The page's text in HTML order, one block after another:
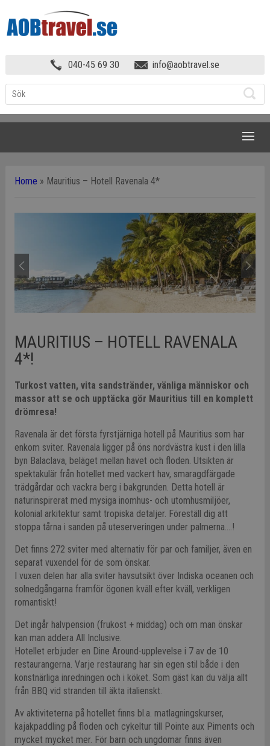
040-45 69 30 info@aobtravel.se
Home » Mauritius – Hotell Ravenala 4*
MAURITIUS – HOTELL RAVENALA
4*!
Turkost vatten, vita sandstränder, vänliga människor och
massor att se och upptäcka gör Mauritius till en komplett
drömresa!
Ravenala är det första fyrstjärniga hotell på Mauritius som har
enkom sviter. Ravenala ligger på öns nordvästra kust i den lilla
byn Balaclava, beläget mellan havet och floden. Utsikten är
spektakulär från hotellet med vackert hav, smaragdfärgade
trädgårdar och vackra berg i bakgrunden. Detta hotell är
naturinspirerat med mysiga inomhus- och utomhusmiljöer,
kolonial arkitektur samt tropiska detaljer. Föreställ dig att
stoppa tårna i sanden på uteserveringen under palmerna….!
Det finns 272 sviter med alternativ för par och familjer, även en
separat vuxendel för de som önskar.
I vuxen delen har alla sviter havsutsikt över Indiska oceanen och
solnedgångarna framför ögonen kväll efter kväll, verkligen
romantiskt!
Det ingår halvpension (frukost + middag) och om man önskar
kan man addera All Inclusive.
Hotellet erbjuder en Dine Around-upplevelse i 7 av de 10
restaurangerna. Varje restaurang har sin egen stil både i den
konstnärliga inredningen och i köket. Som gäst kan du välja allt
från BBQ vid stranden till äkta italienskt.
Av aktiviteterna på hotellet finns bl.a. matlagningskurser,
kajakpaddling på floden och cykeltur till Pointe aux Piments och
mycket mycket mer. För barn och ungdomar finns även